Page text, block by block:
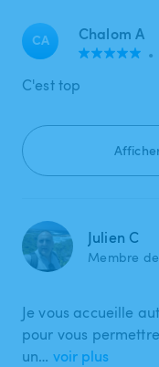
CA Chalom A
•
C'est top
Julien C
Membre
Je vous accueille
pour vous
un… voir plus